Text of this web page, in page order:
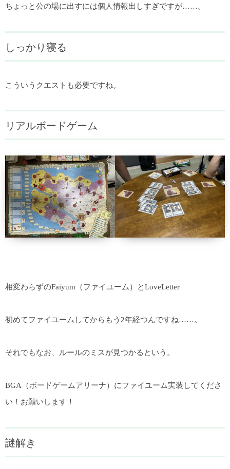
ちょっと公の場に出すには個人情報出しすぎですが……。
しっかり寝る
こういうクエストも必要ですね。
リアルボードゲーム
相変わらずのFaiyum（ファイユーム）とLoveLetter
初めてファイユームしてからもう2年経つんですね……。
それでもなお、ルールのミスが見つかるという。
BGA（ボードゲームアリーナ）にファイユーム実装してくださ
い！お願いします！
謎解き